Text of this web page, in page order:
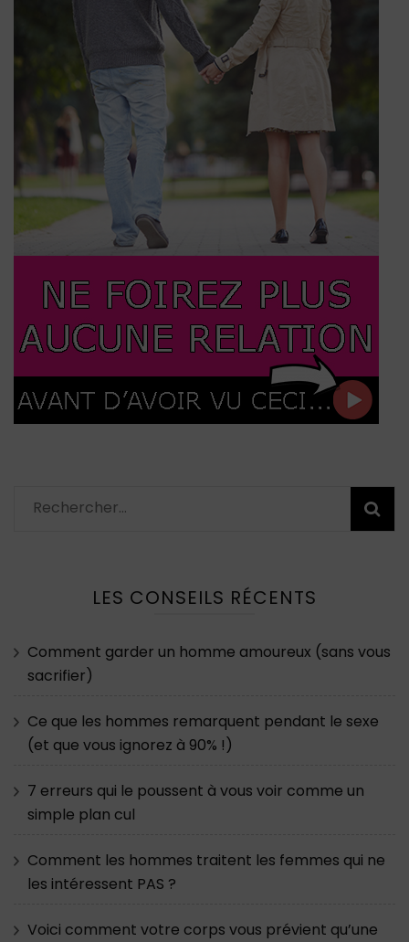
Rechercher :
LES CONSEILS RÉCENTS
Comment garder un homme amoureux (sans vous
sacrifier)
Ce que les hommes remarquent pendant le sexe
(et que vous ignorez à 90% !)
7 erreurs qui le poussent à vous voir comme un
simple plan cul
Comment les hommes traitent les femmes qui ne
les intéressent PAS ?
Voici comment votre corps vous prévient qu’une